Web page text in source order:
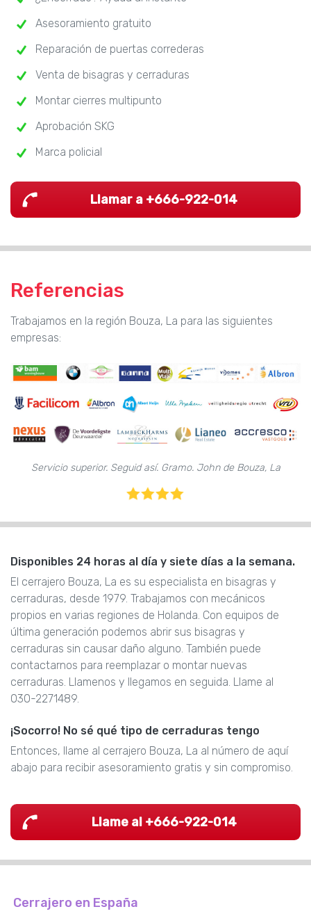
Asesoramiento gratuito
Reparación de puertas correderas
Venta de bisagras y cerraduras
Montar cierres multipunto
Aprobación SKG
Marca policial
Llamar a +666-922-014
Referencias
Trabajamos en la región Bouza, La para las siguientes
empresas:
Servicio superior. Seguid así. Gramo. John de Bouza, La
Disponibles 24 horas al día y siete días a la semana.
El cerrajero Bouza, La es su especialista en bisagras y
cerraduras, desde 1979. Trabajamos con mecánicos
propios en varias regiones de Holanda. Con equipos de
última generación podemos abrir sus bisagras y
cerraduras sin causar daño alguno. También puede
contactarnos para reemplazar o montar nuevas
cerraduras. Llamenos y llegamos en seguida. Llame al
030-2271489.
¡Socorro! No sé qué tipo de cerraduras tengo
Entonces, llame al cerrajero Bouza, La al número de aquí
abajo para recibir asesoramiento gratis y sin compromiso.
Llame al +666-922-014
Cerrajero en España